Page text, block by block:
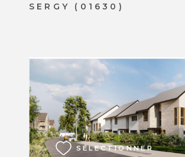
SERGY (01630)
SÉLECTIONNER
VOIR LE BIEN